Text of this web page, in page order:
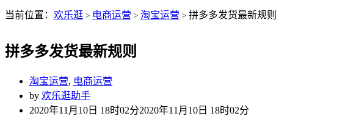
当前位置： 欢乐逛 > 电商运营 > 淘宝运营 > 拼多多发货最新规则
拼多多发货最新规则
淘宝运营, 电商运营
by 欢乐逛助手
2020年11月10日 18时02分2020年11月10日 18时02分